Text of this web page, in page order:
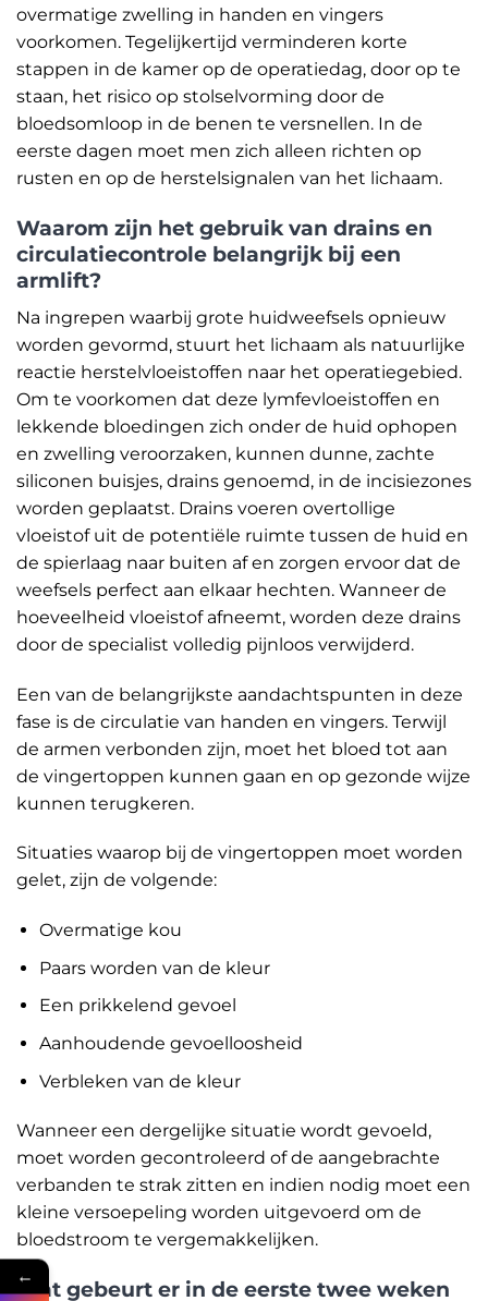
overmatige zwelling in handen en vingers
voorkomen. Tegelijkertijd verminderen korte
stappen in de kamer op de operatiedag, door op te
staan, het risico op stolselvorming door de
bloedsomloop in de benen te versnellen. In de
eerste dagen moet men zich alleen richten op
rusten en op de herstelsignalen van het lichaam.
Waarom zijn het gebruik van drains en
circulatiecontrole belangrijk bij een
armlift?
Na ingrepen waarbij grote huidweefsels opnieuw
worden gevormd, stuurt het lichaam als natuurlijke
reactie herstelvloeistoffen naar het operatiegebied.
Om te voorkomen dat deze lymfevloeistoffen en
lekkende bloedingen zich onder de huid ophopen
en zwelling veroorzaken, kunnen dunne, zachte
siliconen buisjes, drains genoemd, in de incisiezones
worden geplaatst. Drains voeren overtollige
vloeistof uit de potentiële ruimte tussen de huid en
de spierlaag naar buiten af en zorgen ervoor dat de
weefsels perfect aan elkaar hechten. Wanneer de
hoeveelheid vloeistof afneemt, worden deze drains
door de specialist volledig pijnloos verwijderd.
Een van de belangrijkste aandachtspunten in deze
fase is de circulatie van handen en vingers. Terwijl
de armen verbonden zijn, moet het bloed tot aan
de vingertoppen kunnen gaan en op gezonde wijze
kunnen terugkeren.
Situaties waarop bij de vingertoppen moet worden
gelet, zijn de volgende:
Overmatige kou
Paars worden van de kleur
Een prikkelend gevoel
Aanhoudende gevoelloosheid
Verbleken van de kleur
Wanneer een dergelijke situatie wordt gevoeld,
moet worden gecontroleerd of de aangebrachte
verbanden te strak zitten en indien nodig moet een
kleine versoepeling worden uitgevoerd om de
bloedstroom te vergemakkelijken.
Wat gebeurt er in de eerste twee weken
←